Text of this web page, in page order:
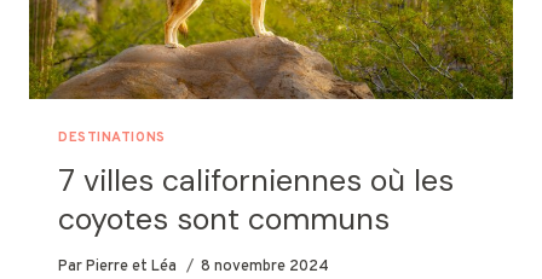
DESTINATIONS
7 villes californiennes où les
coyotes sont communs
ParPierre et Léa 8 novembre 2024